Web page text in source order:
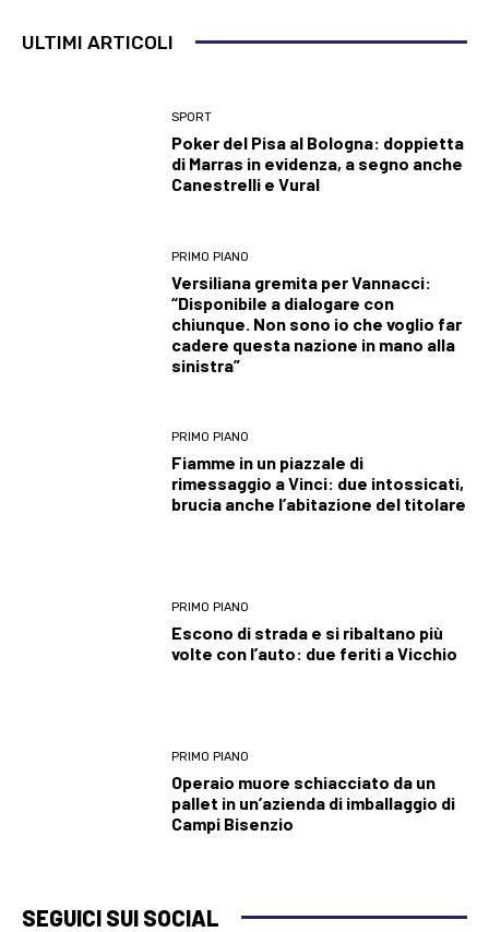
ULTIMI ARTICOLI
SPORT
Poker del Pisa al Bologna: doppietta
di Marras in evidenza, a segno anche
Canestrelli e Vural
PRIMO PIANO
Versiliana gremita per Vannacci:
“Disponibile a dialogare con
chiunque. Non sono io che voglio far
cadere questa nazione in mano alla
sinistra”
PRIMO PIANO
Fiamme in un piazzale di
rimessaggio a Vinci: due intossicati,
brucia anche l’abitazione del titolare
PRIMO PIANO
Escono di strada e si ribaltano più
volte con l’auto: due feriti a Vicchio
PRIMO PIANO
Operaio muore schiacciato da un
pallet in un’azienda di imballaggio di
Campi Bisenzio
SEGUICI SUI SOCIAL